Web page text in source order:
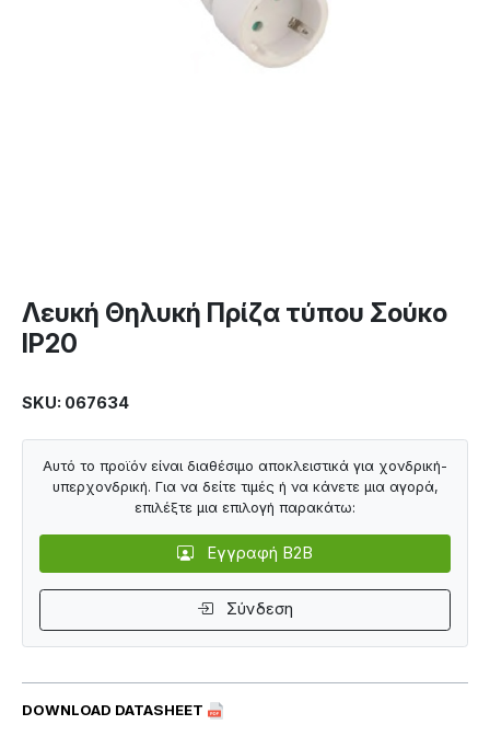
Λευκή Θηλυκή Πρίζα τύπου Σούκο
IP20
SKU: 067634
DOWNLOAD DATASHEET
Αυτό το προϊόν είναι διαθέσιμο αποκλειστικά για χονδρική-
υπερχονδρική. Για να δείτε τιμές ή να κάνετε μια αγορά,
επιλέξτε μια επιλογή παρακάτω:
Εγγραφή B2B
Σύνδεση